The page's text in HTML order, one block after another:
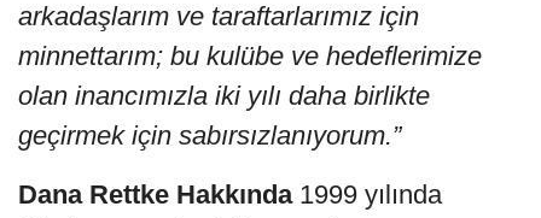
arkadaşlarım ve taraftarlarımız için
minnettarım; bu kulübe ve hedeflerimize
olan inancımızla iki yılı daha birlikte
geçirmek için sabırsızlanıyorum.”
Dana Rettke Hakkında1999 yılında